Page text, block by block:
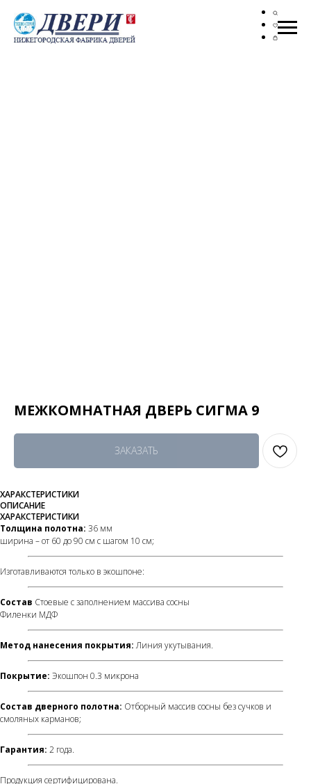
МЕЖКОМНАТНАЯ ДВЕРЬ СИГМА 9
ЗАКАЗАТЬ
ХАРАКСТЕРИСТИКИ
ОПИСАНИЕ
ХАРАКСТЕРИСТИКИ
Толщина полотна: 36 мм
ширина – от 60 до 90 см с шагом 10 см;
Изготавливаются только в экошпоне:
Состав Стоевые с заполнением массива сосны
Филенки МДФ
Метод нанесения покрытия:Линия укутывания.
Покрытие: Экошпон 0.3 микрона
Состав дверного полотна: Отборный массив сосны без сучков и
смоляных карманов;
Гарантия: 2 года.
Продукция сертифицирована.